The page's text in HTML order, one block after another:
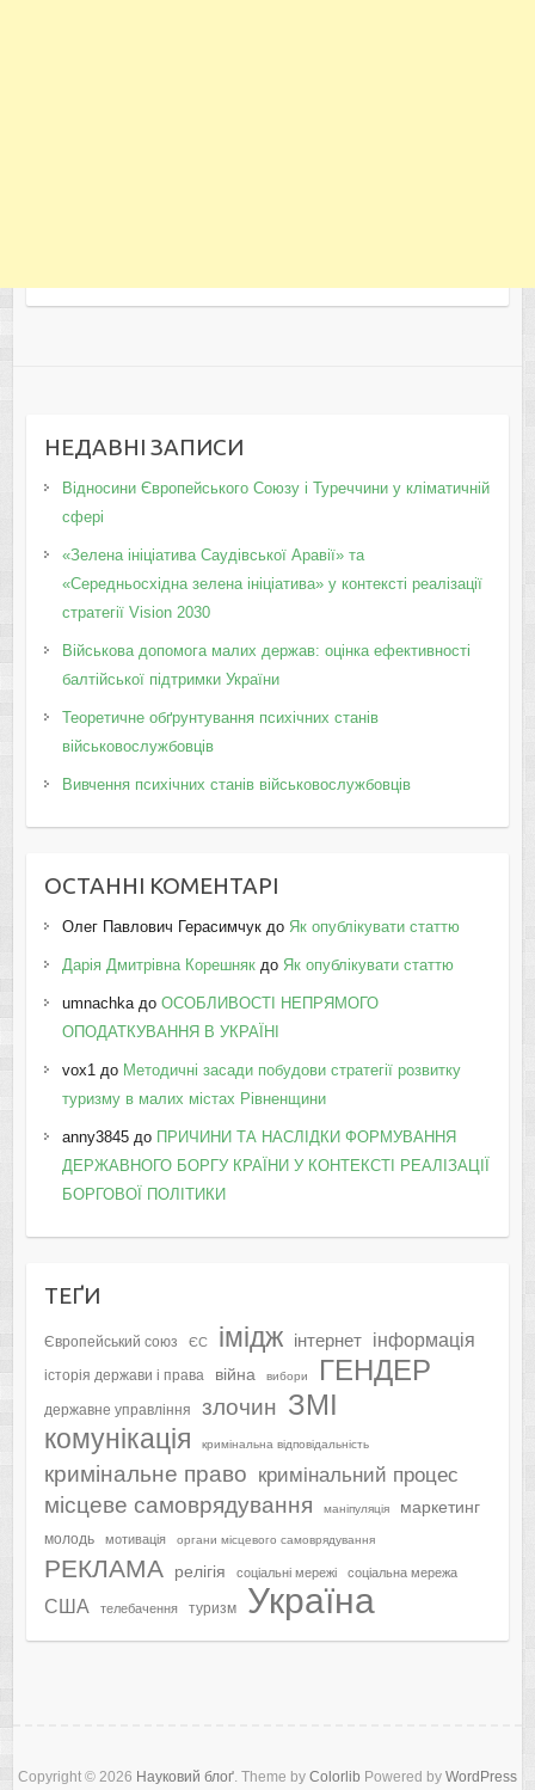
НЕДАВНІ ЗАПИСИ
Відносини Європейського Союзу і Туреччини у кліматичній
сфері
«Зелена ініціатива Саудівської Аравії» та
«Середньосхідна зелена ініціатива» у контексті реалізації
стратегії Vision 2030
Військова допомога малих держав: оцінка ефективності
балтійської підтримки України
Теоретичне обґрунтування психічних станів
військовослужбовців
Вивчення психічних станів військовослужбовців
ОСТАННІ КОМЕНТАРІ
Олег Павлович Герасимчукдо Як опублікувати статтю
Дарія Дмитрівна Корешнякдо Як опублікувати статтю
umnachkaдо ОСОБЛИВОСТІ НЕПРЯМОГО
ОПОДАТКУВАННЯ В УКРАЇНІ
vox1до Методичні засади побудови стратегії розвитку
туризму в малих містах Рівненщини
anny3845до ПРИЧИНИ ТА НАСЛІДКИ ФОРМУВАННЯ
ДЕРЖАВНОГО БОРГУ КРАЇНИ У КОНТЕКСТІ РЕАЛІЗАЦІЇ
БОРГОВОЇ ПОЛІТИКИ
ТЕҐИ
Європейський союз ЄС імідж інтернет інформація
історія держави і права війна вибори ГЕНДЕР
державне управління злочин ЗМІ
комунікація кримінальна відповідальність
кримінальне право кримінальний процес
місцеве самоврядування маніпуляція маркетинг
молодь мотивація органи місцевого самоврядування
РЕКЛАМА релігія соціальні мережі соціальна мережа
США телебачення туризм Україна
Copyright © 2026 Науковий блоґ. Theme by Colorlib Powered by WordPress